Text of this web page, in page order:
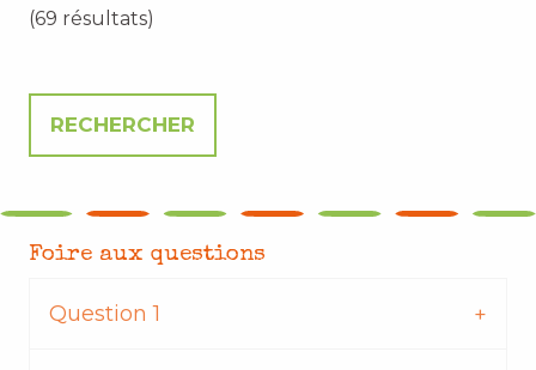
(69 résultats)
Foire aux questions
Question 1